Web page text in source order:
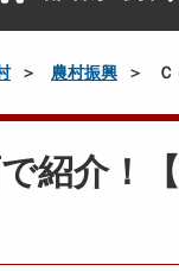
農村振興
紹介！